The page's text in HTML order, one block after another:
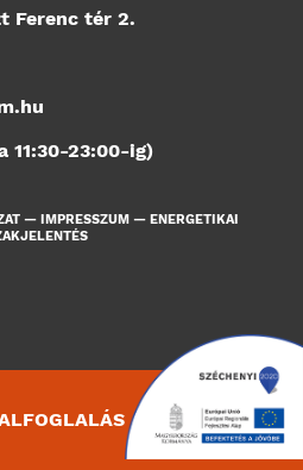
Ferenc tér 2.
11:30-23:00-ig)
— IMPRESSZUM — ENERGETIKAI